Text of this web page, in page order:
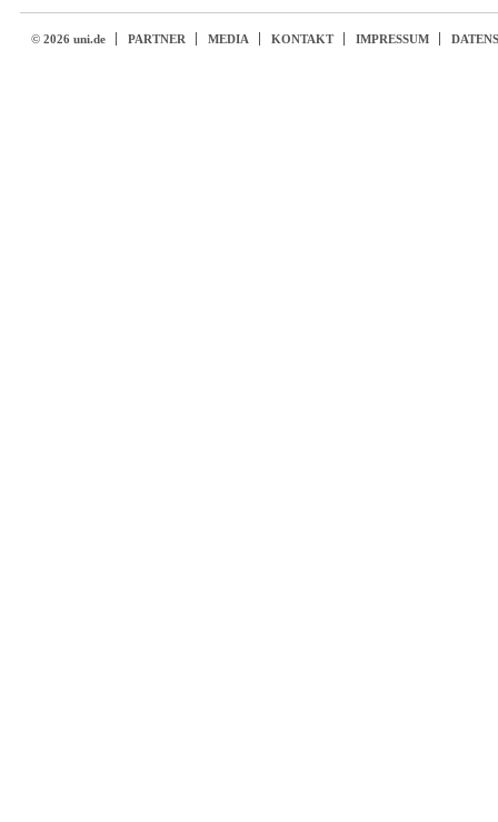
© 2026 uni.de PARTNER MEDIA KONTAKT IMPRESSUM